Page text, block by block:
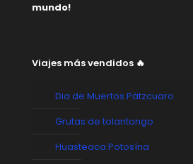
mundo!
Viajes más vendidos 🔥
Dia de Muertos Pátzcuaro
Grutas de tolantongo
Huasteaca Potosína